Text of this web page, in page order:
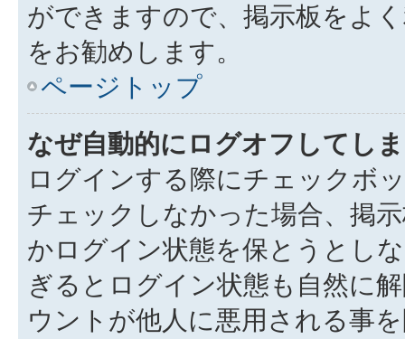
ができますので、掲示板をよ
をお勧めします。
ページトップ
なぜ自動的にログオフしてし
ログインする際にチェックボ
チェックしなかった場合、掲
かログイン状態を保とうとし
ぎるとログイン状態も自然に
ウントが他人に悪用される事